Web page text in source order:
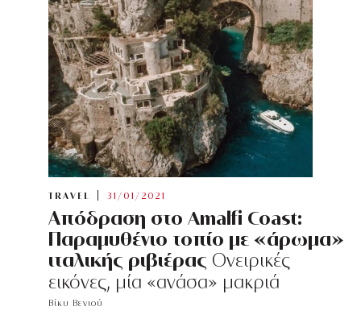
TRAVEL 31/01/2021
Απόδραση στο Amalfi Coast:
Παραμυθένιο τοπίο με «άρωμα»
ιταλικής ριβιέρας Ονειρικές
εικόνες, μία «ανάσα» μακριά
Βίκυ Βενιού